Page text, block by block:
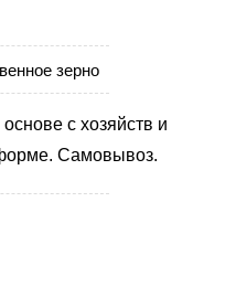
зерно
с хозяйств и
Самовывоз.